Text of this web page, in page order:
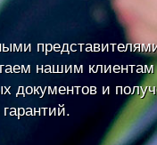
нашим
документов и